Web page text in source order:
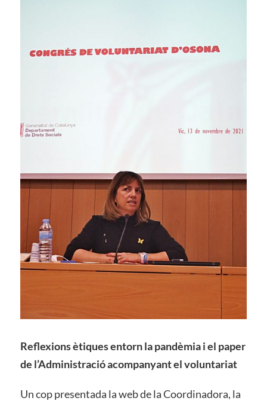
Reflexions ètiques entorn la pandèmia i el paper
de l’Administració acompanyant el voluntariat
Un cop presentada la web de la Coordinadora, la